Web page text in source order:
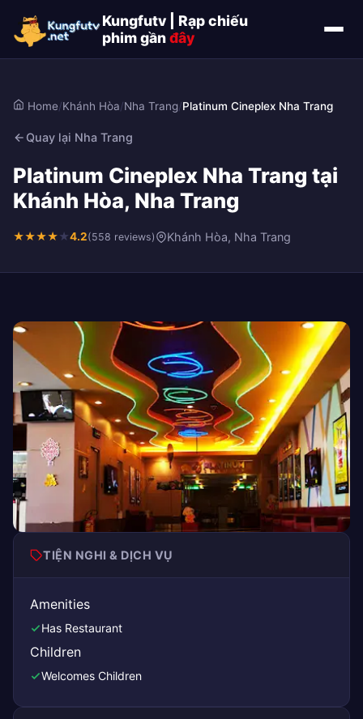
Kungfutv | Rạp chiếu
phim gầnđây
Home/Khánh Hòa/Nha Trang/Platinum Cineplex Nha Trang
Quay lại Nha Trang
Platinum Cineplex Nha Trang tại
Khánh Hòa, Nha Trang
★★★★★4.2(558 reviews) Khánh Hòa, Nha Trang
TIỆN NGHI & DỊCH VỤ
Amenities
Has Restaurant
Children
Welcomes Children